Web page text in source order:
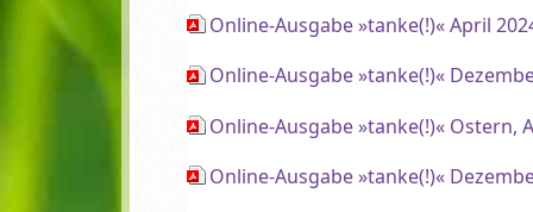
Online-Ausgabe »tanke(!)« April
Online-Ausgabe »tanke(!)«
Online-Ausgabe »tanke(!)« Ostern,
Online-Ausgabe »tanke(!)«